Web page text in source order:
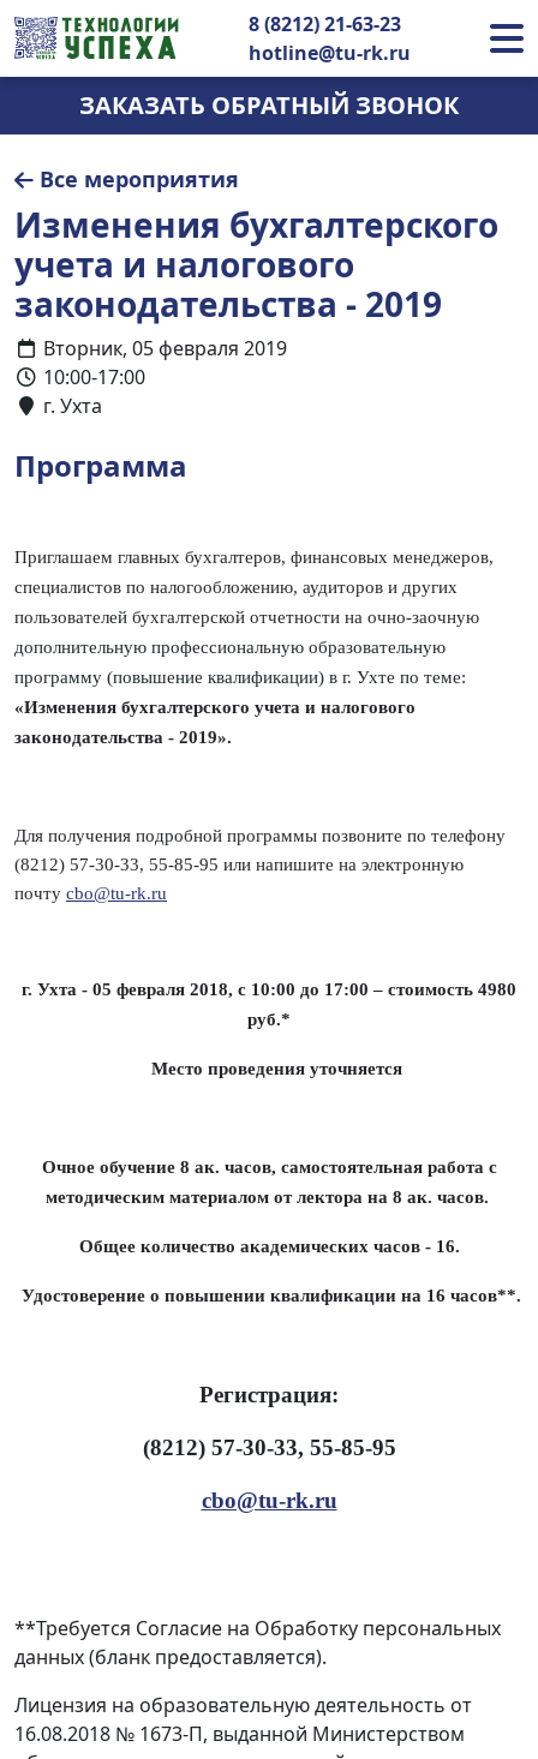
8 (8212) 21-63-23
hotline@tu-rk.ru
ЗАКАЗАТЬ ОБРАТНЫЙ ЗВОНОК
Изменения бухгалтерского
учета и налогового
законодательства - 2019
Все мероприятия
Вторник, 05 февраля 2019
10:00-17:00
г. Ухта
Программа
Приглашаем главных бухгалтеров, финансовых менеджеров,
специалистов по налогообложению, аудиторов и других
пользователей бухгалтерской отчетности на очно-заочную
дополнительную профессиональную образовательную
программу (повышение квалификации) в г. Ухте по теме:
«Изменения бухгалтерского учета и налогового
законодательства - 2019».
Для получения подробной программы позвоните по телефону
(8212) 57-30-33, 55-85-95 или напишите на электронную
почту cbo@tu-rk.ru
г. Ухта - 05 февраля 2018, с 10:00 до 17:00 – стоимость 4980
руб.*
Место проведения уточняется
Очное обучение 8 ак. часов, самостоятельная работа с
методическим материалом от лектора на 8 ак. часов.
Общее количество академических часов - 16.
Удостоверение о повышении квалификации на 16 часов**.
Регистрация:
(8212) 57-30-33, 55-85-95
cbo@tu-rk.ru
**Требуется Согласие на Обработку персональных
данных (бланк предоставляется).
Лицензия на образовательную деятельность от
16.08.2018 № 1673-П, выданной Министерством